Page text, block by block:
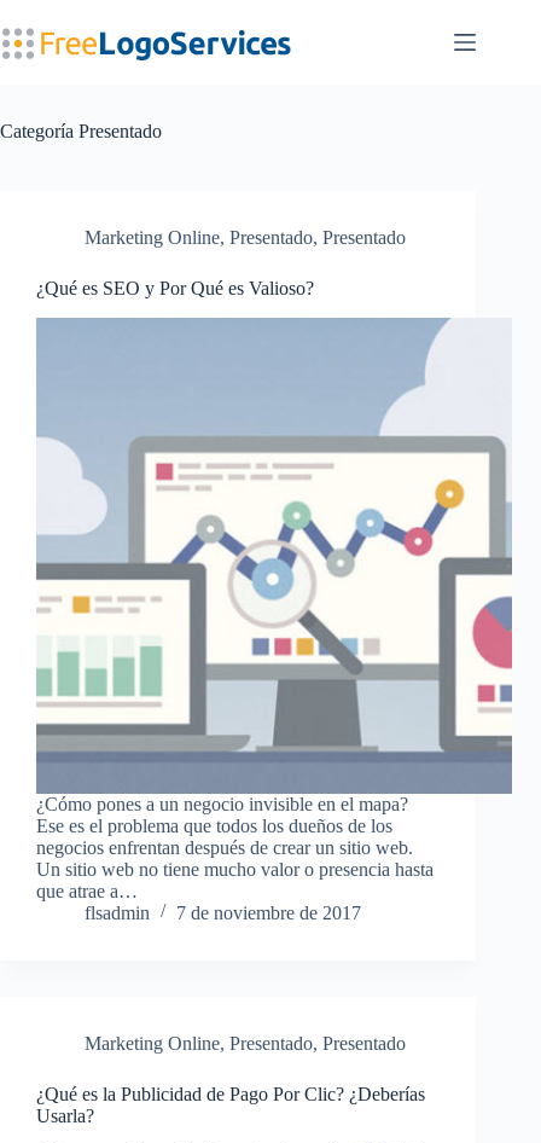
al
contenido
Categoría Presentado
Marketing Online, Presentado, Presentado
¿Qué es SEO y Por Qué es Valioso?
¿Cómo pones a un negocio invisible en el mapa?
Ese es el problema que todos los dueños de los
negocios enfrentan después de crear un sitio web.
Un sitio web no tiene mucho valor o presencia hasta
que atrae a…
flsadmin
7 de noviembre de 2017
Marketing Online, Presentado, Presentado
¿Qué es la Publicidad de Pago Por Clic? ¿Deberías
Usarla?